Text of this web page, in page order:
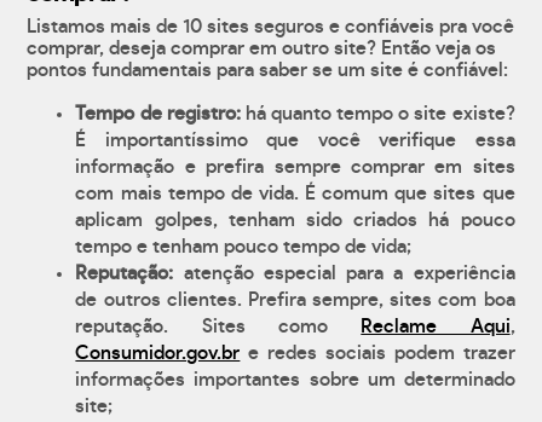
Listamos mais de 10 sites seguros e confiáveis pra você
comprar, deseja comprar em outro site? Então veja os
pontos fundamentais para saber se um site é confiável:
Tempo de registro:há quanto tempo o site existe?
É importantíssimo que você verifique essa
informação e prefira sempre comprar em sites
com mais tempo de vida. É comum que sites que
aplicam golpes, tenham sido criados há pouco
tempo e tenham pouco tempo de vida;
Reputação: atenção especial para a experiência
de outros clientes. Prefira sempre, sites com boa
reputação. Sites como
Reclame Aqui,
Consumidor.gov.br e redes sociais podem trazer
informações importantes sobre um determinado
site;